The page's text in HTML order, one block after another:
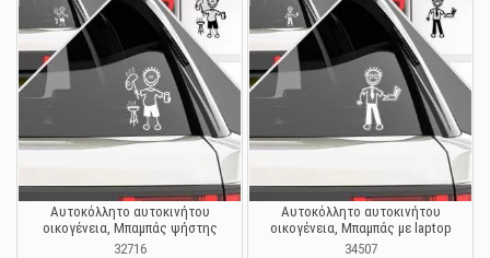
Αυτοκόλλητο αυτοκινήτου
οικογένεια, Μπαμπάς ψήστης
32716
Αυτοκόλλητο αυτοκινήτου
οικογένεια, Μπαμπάς με laptop
34507